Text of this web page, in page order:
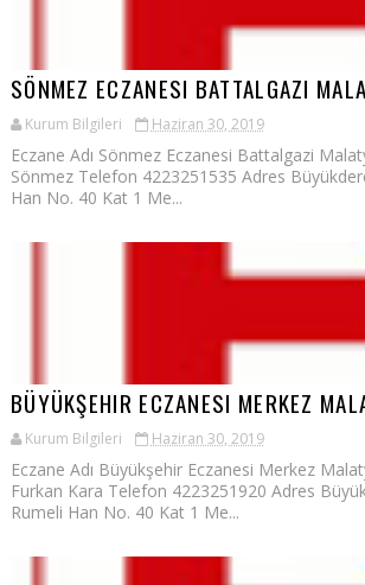
SÖNMEZ ECZANESI BATTALGAZI
Kurum Bilgileri Haziran 30, 2019
Eczane Adı Sönmez Eczanesi Battalgazi
Sönmez Telefon 4223251535 Adres
Han No. 40 Kat 1 Me...
BÜYÜKŞEHIR ECZANESI MERKEZ
Kurum Bilgileri Haziran 30, 2019
Eczane Adı Büyükşehir Eczanesi Merkez
Furkan Kara Telefon 4223251920 Adres
Rumeli Han No. 40 Kat 1 Me...